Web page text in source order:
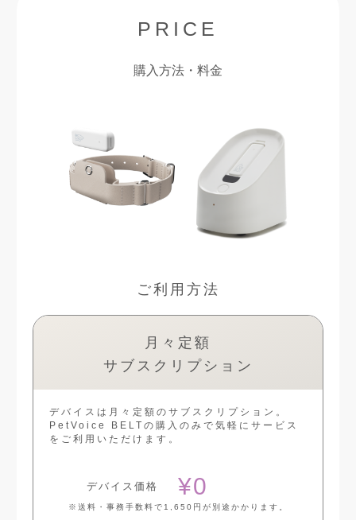
PRICE
購入方法・料金
ご利用方法
月々定額
サブスクリプション
デバイスは月々定額のサブスクリプション。
PetVoice BELTの購入のみで気軽にサービス
をご利用いただけます。
デバイス価格 ¥0
※送料・事務手数料で1,650円が別途かかります。